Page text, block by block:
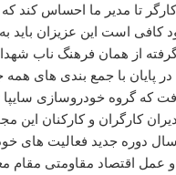
تا مدیر ما احساس کند که
کافی است این عزیزان باید
از همان فرهنگ ناب
پایان با جمع بندی های همه
که گروه خودروسازی سایپا
کارگران و کارکنان این
دوره جدید فعالیت های
و عمل اقتصاد مقاومتی